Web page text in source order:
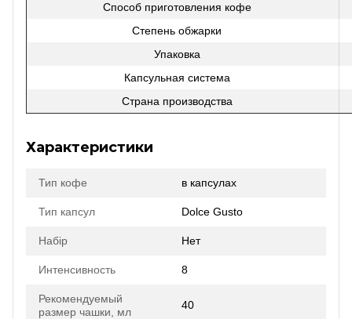
Способ приготовления кофе
Степень обжарки
Упаковка
Капсульная система
Страна производства
Характеристики
Тип кофе в капсулах
Тип капсул Dolce Gusto
Набір Нет
Интенсивность 8
Рекомендуемый
размер чашки, мл
40